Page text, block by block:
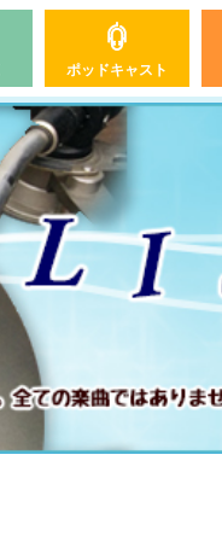
ポッドキャスト